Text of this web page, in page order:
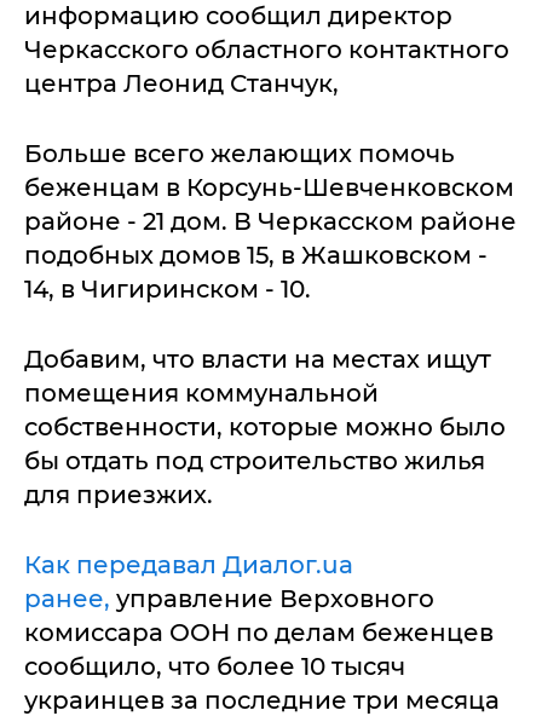
информацию сообщил директор
Черкасского областного контактного
центра Леонид Станчук,
Больше всего желающих помочь
беженцам в Корсунь-Шевченковском
районе - 21 дом. В Черкасском районе
подобных домов 15, в Жашковском -
14, в Чигиринском - 10.
Добавим, что власти на местах ищут
помещения коммунальной
собственности, которые можно было
бы отдать под строительство жилья
для приезжих.
Как передавал Диалог.ua
ранее, управление Верховного
комиссара ООН по делам беженцев
сообщило, что более 10 тысяч
украинцев за последние три месяца